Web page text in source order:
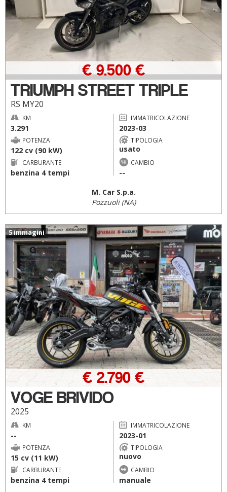
TRIUMPH STREET TRIPLE
RS MY20
€ 9.500 €
KM
3.291
IMMATRICOLAZIONE
2023-03
POTENZA
122 cv (90 kW)
TIPOLOGIA
usato
CARBURANTE
benzina 4 tempi
CAMBIO
--
M. Car S.p.a.
Pozzuoli (NA)
5 immagini
VOGE BRIVIDO
2025
€ 2.790 €
KM
--
IMMATRICOLAZIONE
2023-01
POTENZA
15 cv (11 kW)
TIPOLOGIA
nuovo
CARBURANTE
benzina 4 tempi
CAMBIO
manuale